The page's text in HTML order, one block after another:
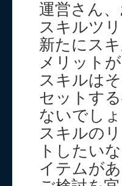
運営さん、
スキルツ
新たにス
メリット
スキルは
セットす
ないでし
スキルの
トしたい
イテムが